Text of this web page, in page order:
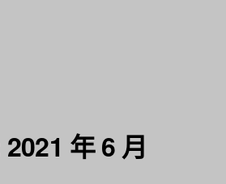
2021 年 6 月